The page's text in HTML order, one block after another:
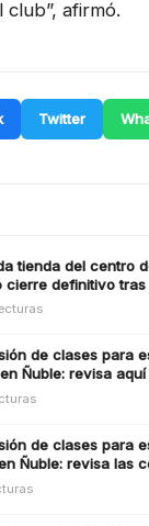
afirmó.
Twitter
tienda del centro
cierre definitivo tras
la madrugada
de clases para
Ñuble: revisa
de clases para
Ñuble: revisa las